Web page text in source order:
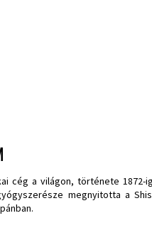
cég a világon, története 1872-
megnyitotta a